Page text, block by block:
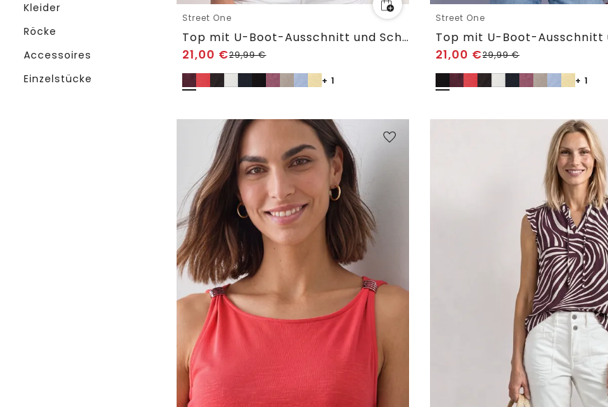
Kleider
Röcke
Accessoires
Einzelstücke
Street One
Top mit U-Boot-Ausschnitt und Schulterdetail
21,00 €29,99€
+ 1
Street One
21,00 €29,99€
+ 1